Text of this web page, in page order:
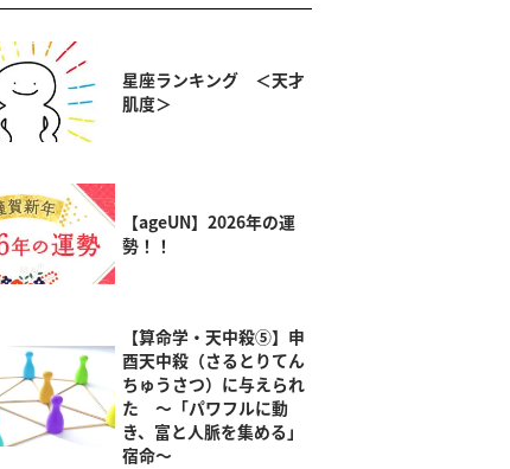
星座ランキング ＜天才
肌度＞
【ageUN】2026年の運
勢！！
【算命学・天中殺⑤】申
酉天中殺（さるとりてん
ちゅうさつ）に与えられ
た ～「パワフルに動
き、富と人脈を集める」
宿命～